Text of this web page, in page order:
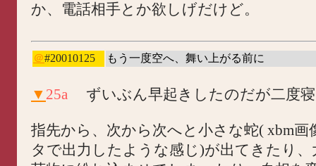
か、電話相手とか欲しげだけど。
＠#20010125 もう一度空へ、舞い上がる前に
▼ 25a ずいぶん早起きしたのだが二度寝
指先から、次から次へと小さな蛇( xbm画
タで出力したような感じ)が出てきたり、